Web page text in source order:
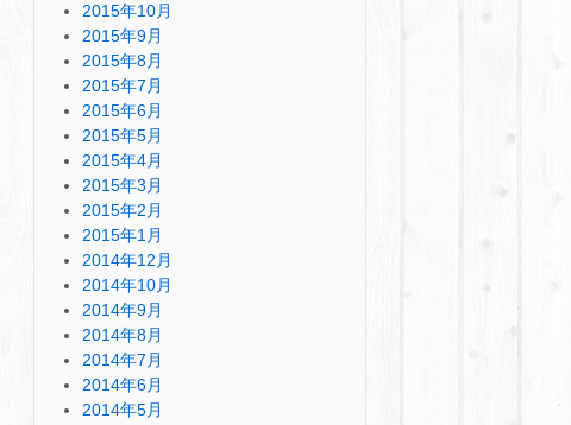
2015年10月
2015年9月
2015年8月
2015年7月
2015年6月
2015年5月
2015年4月
2015年3月
2015年2月
2015年1月
2014年12月
2014年10月
2014年9月
2014年8月
2014年7月
2014年6月
2014年5月